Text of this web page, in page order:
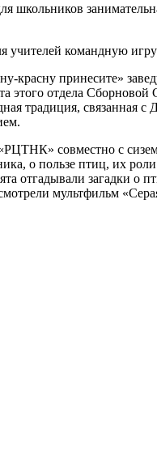
школьников
учителей командную
красну принесите»
отдела
традиция, связанная
совместно с
о пользе птиц, их
отгадывали загадки
мультфильм